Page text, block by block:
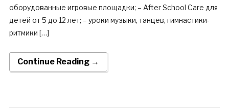
оборудованные игровые площадки; – After School Care для
детей от 5 до 12 лет; – уроки музыки, танцев, гимнастики-
ритмики […]
Continue Reading →